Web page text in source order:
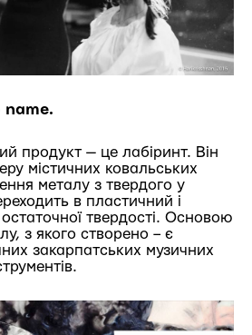
name.
продукт — це лабіринт. Він
містичних ковальських
металу з твердого у
в пластичний і
твердості. Основою
з якого створено – є
закарпатських музичних